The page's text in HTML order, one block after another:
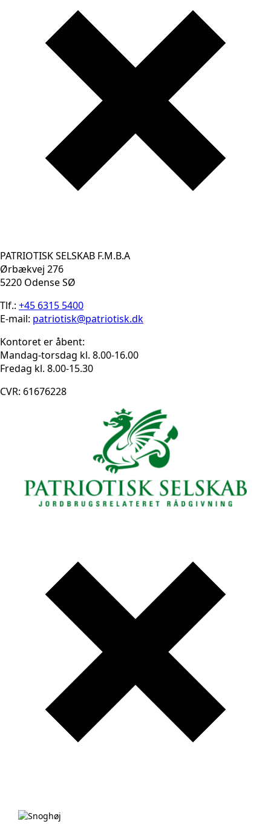
PATRIOTISK SELSKAB F.M.B.A
Ørbækvej 276
5220 Odense SØ
Tlf.: +45 6315 5400
E-mail: patriotisk@patriotisk.dk
Kontoret er åbent:
Mandag-torsdag kl. 8.00-16.00
Fredag kl. 8.00-15.30
CVR: 61676228